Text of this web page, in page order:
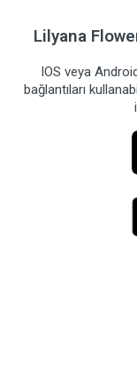
Lilyana
IOS veya
bağlantıları